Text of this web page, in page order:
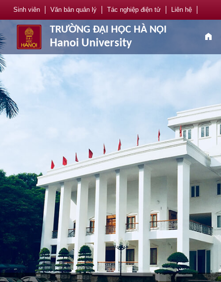
Sinh viên Văn bản quản lý Tác nghiệp điện tử Liên hệ
TRƯỜNG ĐẠI HỌC HÀ NỘI
Hanoi University
home